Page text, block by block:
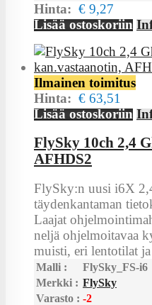
Hinta: € 9,27
Lisää ostoskoriin
Ilmainen toimitus
Hinta: € 63,51
Lisää ostoskoriin
FlySky 10ch 2,4
AFHDS2
FlySky:n uusi i6X
täydenkantaman
Laajat
neljä ohjelmoitavaa
muisti, eri lentotilat
Malli :
FlySky_FS-i6
Merkki : FlySky
Varasto : -2